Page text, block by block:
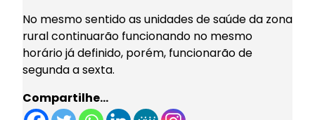
No mesmo sentido as unidades de saúde da zona
rural continuarão funcionando no mesmo
horário já definido, porém, funcionarão de
segunda a sexta.
Compartilhe…